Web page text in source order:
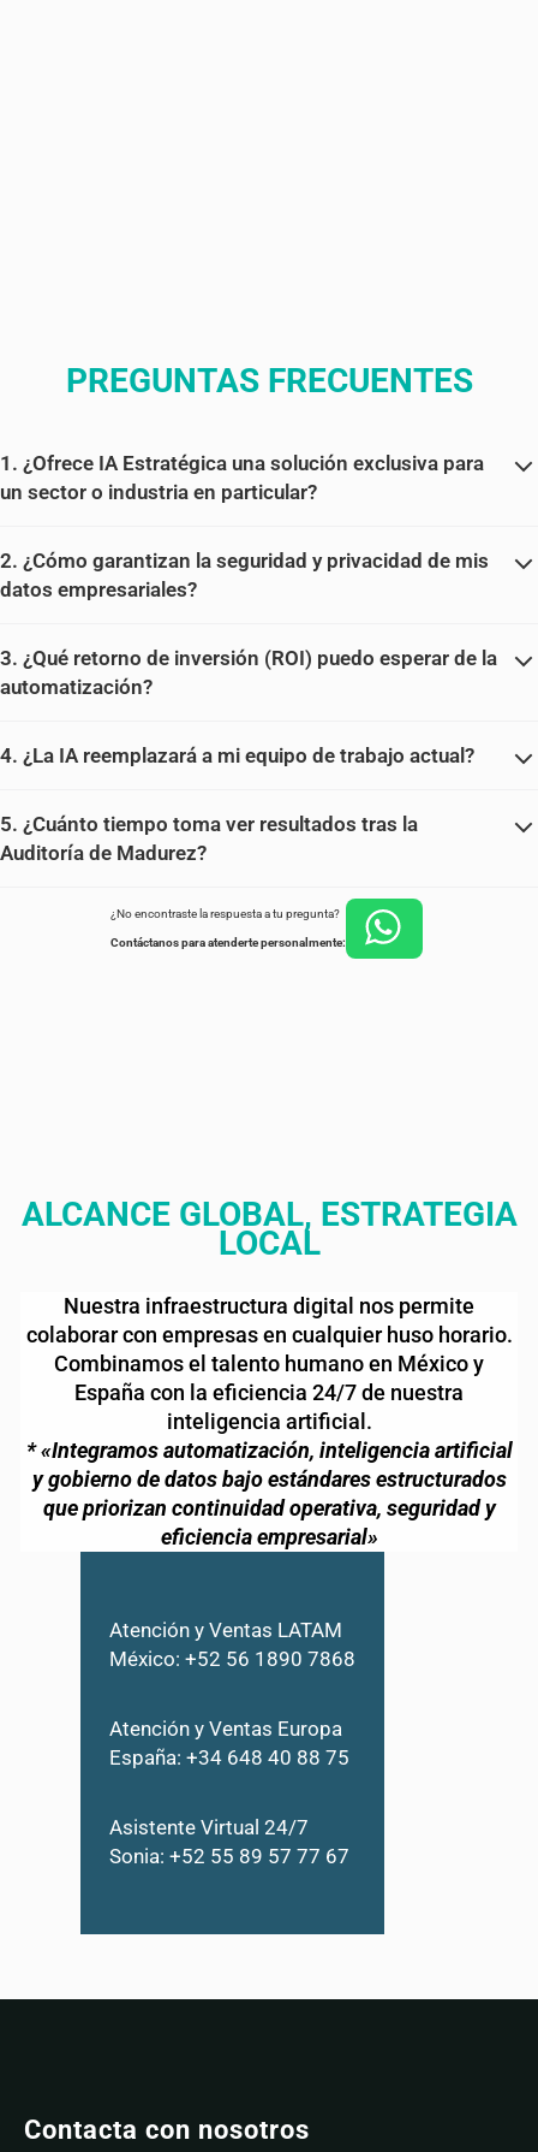
PREGUNTAS FRECUENTES
1. ¿Ofrece IA Estratégica una solución exclusiva para
un sector o industria en particular?
2. ¿Cómo garantizan la seguridad y privacidad de mis
datos empresariales?
3. ¿Qué retorno de inversión (ROI) puedo esperar de la
automatización?
4. ¿La IA reemplazará a mi equipo de trabajo actual?
5. ¿Cuánto tiempo toma ver resultados tras la
Auditoría de Madurez?
¿No encontraste la respuesta a tu pregunta?
Contáctanos para atenderte personalmente:
ALCANCE GLOBAL, ESTRATEGIA
LOCAL
Nuestra infraestructura digital nos permite
colaborar con empresas en cualquier huso horario.
Combinamos el talento humano en México y
España con la eficiencia 24/7 de nuestra
inteligencia artificial.
* «Integramos automatización, inteligencia artificial
y gobierno de datos bajo estándares estructurados
que priorizan continuidad operativa, seguridad y
eficiencia empresarial»
Atención y Ventas LATAM
México: +52 56 1890 7868
Atención y Ventas Europa
España: +34 648 40 88 75
Asistente Virtual 24/7
Sonia: +52 55 89 57 77 67
Contacta con nosotros